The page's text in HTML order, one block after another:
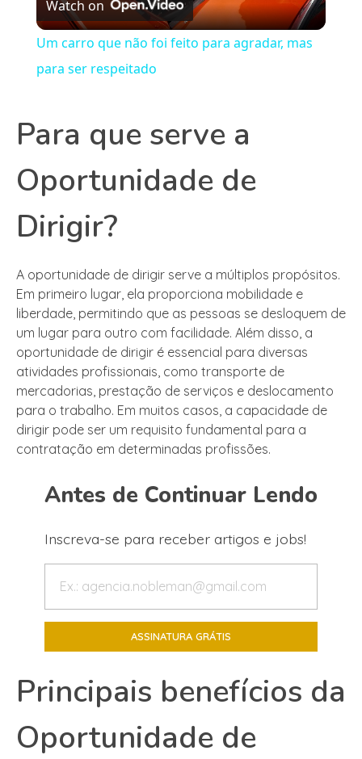
Video
Watch on
Um carro que não foi feito para agradar, mas
para ser respeitado
Para que serve a
Oportunidade de
Dirigir?
A oportunidade de dirigir serve a múltiplos propósitos.
Em primeiro lugar, ela proporciona mobilidade e
liberdade, permitindo que as pessoas se desloquem de
um lugar para outro com facilidade. Além disso, a
oportunidade de dirigir é essencial para diversas
atividades profissionais, como transporte de
mercadorias, prestação de serviços e deslocamento
para o trabalho. Em muitos casos, a capacidade de
dirigir pode ser um requisito fundamental para a
contratação em determinadas profissões.
Antes de Continuar Lendo
Inscreva-se para receber artigos e jobs!
Principais benefícios da
Oportunidade de